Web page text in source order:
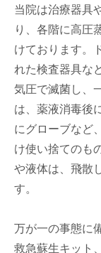
当院は治療器具
り、各階に高圧
けております。
れた検査器具な
気圧で滅菌し、
は、薬液消毒後
にグローブなど
け使い捨てのも
や液体は、飛散
す。
万が一の事態に
救急蘇生キット